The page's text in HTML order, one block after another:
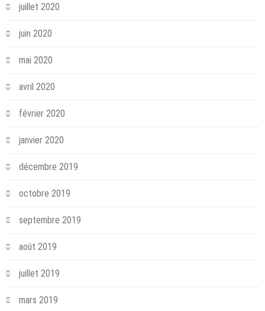
juillet 2020
juin 2020
mai 2020
avril 2020
février 2020
janvier 2020
décembre 2019
octobre 2019
septembre 2019
août 2019
juillet 2019
mars 2019